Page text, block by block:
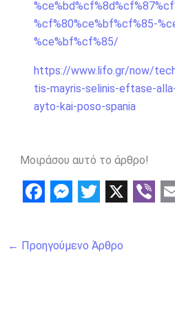
%cf%80%ce%bf%cf%85-
%ce%bf%cf%85/
https://www.lifo.gr/now/
tis-mayris-selinis-eftase-
ayto-kai-poso-spania
Μοιράσου αυτό το άρθρο!
a
c
s
w
i
← Προηγούμενο Άρθρο